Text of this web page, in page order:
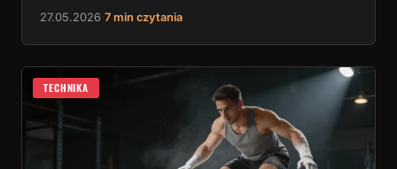
27.05.2026 7 min czytania
TECHNIKA